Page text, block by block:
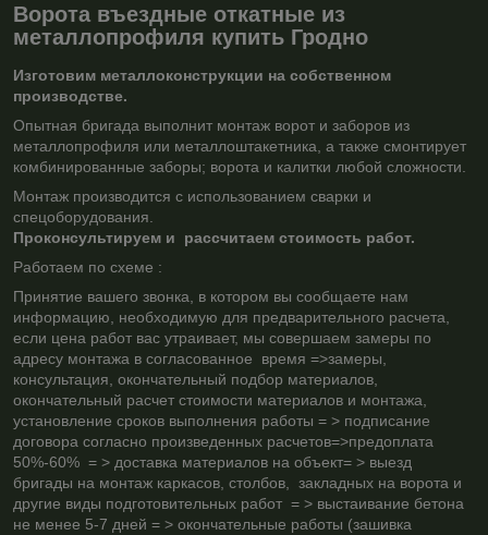
Ворота въездные откатные из
металлопрофиля купить Гродно
Изготовим металлоконструкции на собственном
производстве.
Опытная бригада выполнит монтаж ворот и заборов из
металлопрофиля или металлоштакетника, а также смонтирует
комбинированные заборы; ворота и калитки любой сложности.
Монтаж производится с использованием сварки и
спецоборудования.
Проконсультируем и рассчитаем стоимость работ.
Работаем по схеме :
Принятие вашего звонка, в котором вы сообщаете нам
информацию, необходимую для предварительного расчета,
если цена работ вас утраивает, мы совершаем замеры по
адресу монтажа в согласованное время =>замеры,
консультация, окончательный подбор материалов,
окончательный расчет стоимости материалов и монтажа,
установление сроков выполнения работы = > подписание
договора согласно произведенных расчетов=>предоплата
50%-60% = > доставка материалов на объект= > выезд
бригады на монтаж каркасов, столбов, закладных на ворота и
другие виды подготовительных работ = > выстаивание бетона
не менее 5-7 дней = > окончательные работы (зашивка